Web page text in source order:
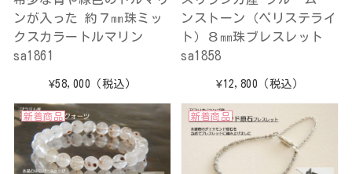
ンが入った 約７㎜珠ミッ
クスカラートルマリン
sa1861
¥58,000 （税込）
ンストーン（ペリステライ
ト）８㎜珠ブレスレット
sa1858
¥12,800 （税込）
新着商品 新着商品